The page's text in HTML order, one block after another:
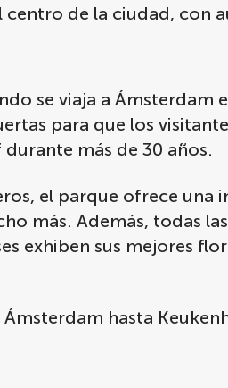
centro de la ciudad, con
se viaja a Ámsterdam
para que los
más de 30 años.
el parque ofrece
más. Además, todas
exhiben sus mejores
hasta